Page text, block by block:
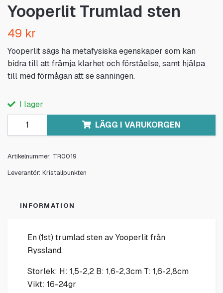
Yooperlit Trumlad sten
49 kr
Yooperlit sägs ha metafysiska egenskaper som kan
bidra till att främja klarhet och förståelse, samt hjälpa
till med förmågan att se sanningen.
I lager
LÄGG I VARUKORGEN
Artikelnummer: TR0019
Leverantör: Kristallpunkten
INFORMATION
En (1st) trumlad sten av Yooperlit från
Ryssland.
Storlek: H: 1,5-2,2 B: 1,6-2,3cm T: 1,6-2,8cm
Vikt: 16-24gr